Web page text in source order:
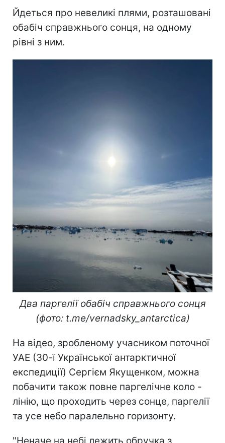
Йдеться про невеликі плями, розташовані
обабіч справжнього сонця, на одному
рівні з ним.
Два паргелії обабіч справжнього сонця
(фото: t.me/vernadsky_antarctica)
На відео, зробленому учасником поточної
УАЕ (30-ї Української антарктичної
експедиції) Сергієм Якущенком, можна
побачити також повне паргелічне коло -
лінію, що проходить через сонце, паргелії
та усе небо паралельно горизонту.